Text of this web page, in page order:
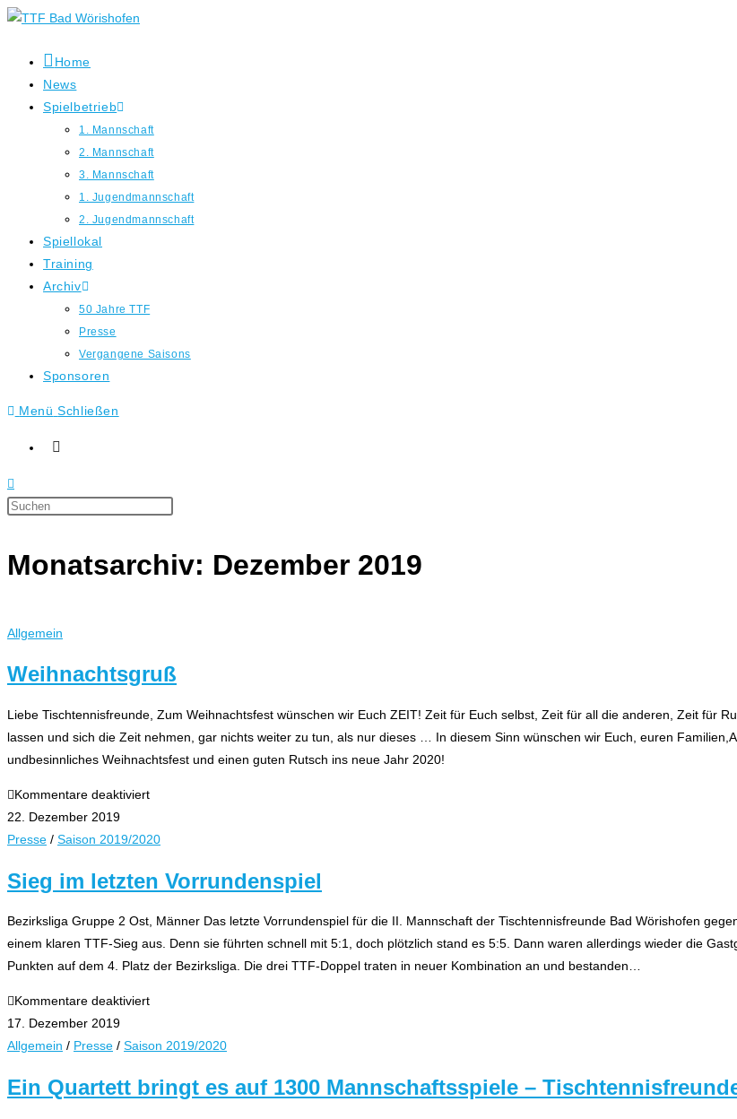
Zum
springen Home
News
Spielbetrieb
1. Mannschaft
2. Mannschaft
3. Mannschaft
1. Jugendmannschaft
2. Jugendmannschaft
Spiellokal
Training
Archiv
50 Jahre TTF
Presse
Vergangene Saisons
Sponsoren
Menü Schließen
close
Monatsarchiv: Dezember 2019
Allgemein
Weihnachtsgruß
Liebe Tischtennisfreunde, Zum Weihnachtsfest wünschen wir Euch ZEIT! Zeit für Euch selbst, Zeit für all die anderen, Zeit für
lassen und sich die Zeit nehmen, gar nichts weiter zu tun, als nur dieses … In diesem Sinn wünschen wir Euch, euren
undbesinnliches Weihnachtsfest und einen guten Rutsch ins neue Jahr 2020!
Kommentare deaktiviertfür
22. Dezember 2019
Presse / Saison 2019/2020
Sieg im letzten Vorrundenspiel
Bezirksliga Gruppe 2 Ost, Männer Das letzte Vorrundenspiel für die II. Mannschaft der Tischtennisfreunde Bad Wörishofen
einem klaren TTF-Sieg aus. Denn sie führten schnell mit 5:1, doch plötzlich stand es 5:5. Dann waren allerdings wieder die
Punkten auf dem 4. Platz der Bezirksliga. Die drei TTF-Doppel traten in neuer Kombination an und bestanden…
Kommentare deaktiviertfür
im
Vorrundenspiel
17. Dezember 2019
Allgemein / Presse / Saison 2019/2020
Ein Quartett bringt es auf 1300 Mannschaftsspiele –